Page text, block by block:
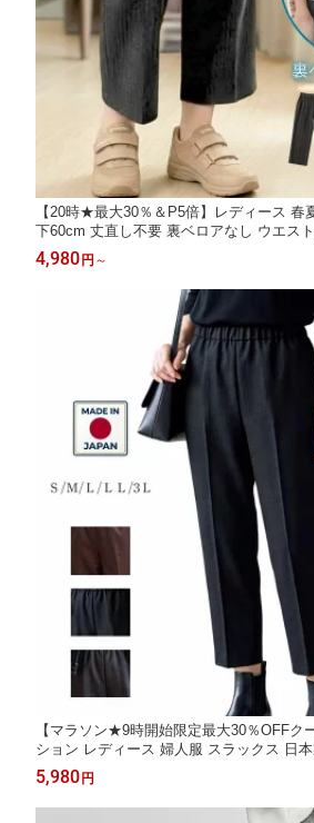
【20時★最大30％＆P5倍】レディース 春
下60cm 丈直し不要 裏ベロアなし ウエス
口 ポケット付き 毛玉になりにくい 通院 リ
介護 ミセス シニア 婦人服
4,980 円 ～
【マラソン★9時開始限定最大30％OFFク
ション レディース 婦人服 スラックス 日
レディース 暖パン 高齢者ズボン 介護施設
小柄な方 80代 90代 総ゴム 光吸収・熱変換
5,980 円